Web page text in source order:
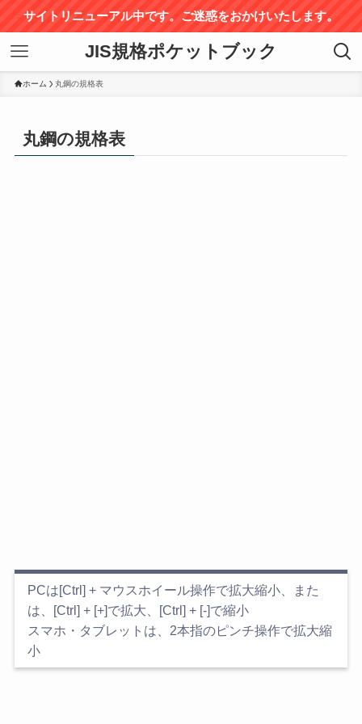
サイトリニューアル中です。ご迷惑をおかけいたします。
JIS規格ポケットブック
ホーム 丸鋼の規格表
丸鋼の規格表
PCは[Ctrl] + マウスホイール操作で拡大縮小、また
は、[Ctrl] + [+]で拡大、[Ctrl] + [-]で縮小
スマホ・タブレットは、2本指のピンチ操作で拡大縮
小